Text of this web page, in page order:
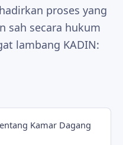
proses yang
sah secara hukum
lambang KADIN:
Kamar Dagang